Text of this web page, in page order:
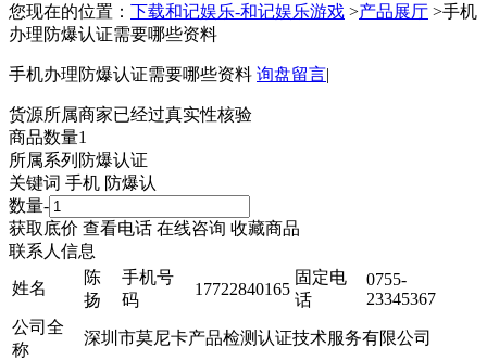
您现在的位置： 下载和记娱乐-和记娱乐游戏 >产品展厅 >手机
办理防爆认证需要哪些资料
手机办理防爆认证需要哪些资料 询盘留言|
货源所属商家已经过真实性核验
商品数量1
所属系列 防爆认证
关键词 手机 防爆认
数量-
获取底价 查看电话 在线咨询 收藏商品
联系人信息
姓名
陈
扬
手机号
码
17722840165
固定电
话
0755-
23345367
公司全
称
深圳市莫尼卡产品检测认证技术服务有限公司